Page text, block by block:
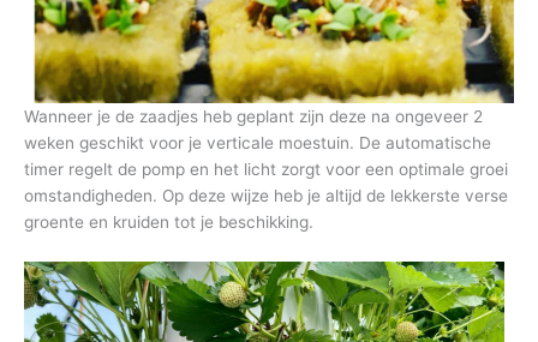
Wanneer je de zaadjes heb geplant zijn deze na ongeveer 2
weken geschikt voor je verticale moestuin. De automatische
timer regelt de pomp en het licht zorgt voor een optimale groei
omstandigheden. Op deze wijze heb je altijd de lekkerste verse
groente en kruiden tot je beschikking.